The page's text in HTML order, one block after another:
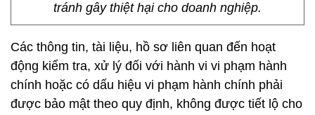
tránh gây thiệt hại cho doanh nghiệp.
Các thông tin, tài liệu, hồ sơ liên quan đến hoạt
động kiểm tra, xử lý đối với hành vi vi phạm hành
chính hoặc có dấu hiệu vi phạm hành chính phải
được bảo mật theo quy định, không được tiết lộ cho